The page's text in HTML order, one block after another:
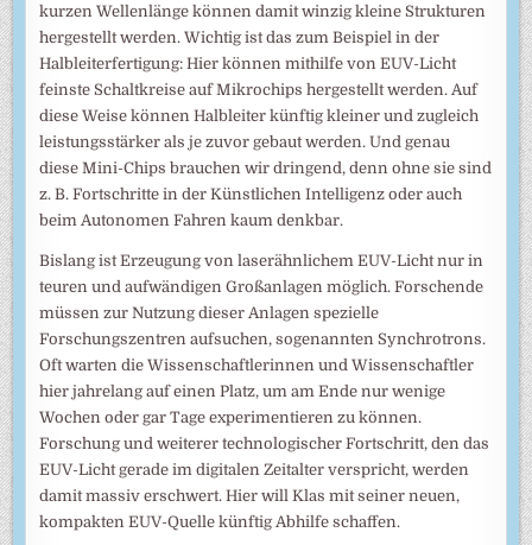
kurzen Wellenlänge können damit winzig kleine Strukturen
hergestellt werden. Wichtig ist das zum Beispiel in der
Halbleiterfertigung: Hier können mithilfe von EUV-Licht
feinste Schaltkreise auf Mikrochips hergestellt werden. Auf
diese Weise können Halbleiter künftig kleiner und zugleich
leistungsstärker als je zuvor gebaut werden. Und genau
diese Mini-Chips brauchen wir dringend, denn ohne sie sind
z. B. Fortschritte in der Künstlichen Intelligenz oder auch
beim Autonomen Fahren kaum denkbar.
Bislang ist Erzeugung von laserähnlichem EUV-Licht nur in
teuren und aufwändigen Großanlagen möglich. Forschende
müssen zur Nutzung dieser Anlagen spezielle
Forschungszentren aufsuchen, sogenannten Synchrotrons.
Oft warten die Wissenschaftlerinnen und Wissenschaftler
hier jahrelang auf einen Platz, um am Ende nur wenige
Wochen oder gar Tage experimentieren zu können.
Forschung und weiterer technologischer Fortschritt, den das
EUV-Licht gerade im digitalen Zeitalter verspricht, werden
damit massiv erschwert. Hier will Klas mit seiner neuen,
kompakten EUV-Quelle künftig Abhilfe schaffen.